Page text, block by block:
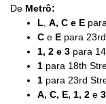
De Metrô:
L A, C e E
C e E para
1, 2 e 3 para
1 para 18th
1 para 23rd
A, C, E, 1, 2 e 3